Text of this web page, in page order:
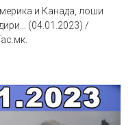
и Канада, лоши
(04.01.2023) /